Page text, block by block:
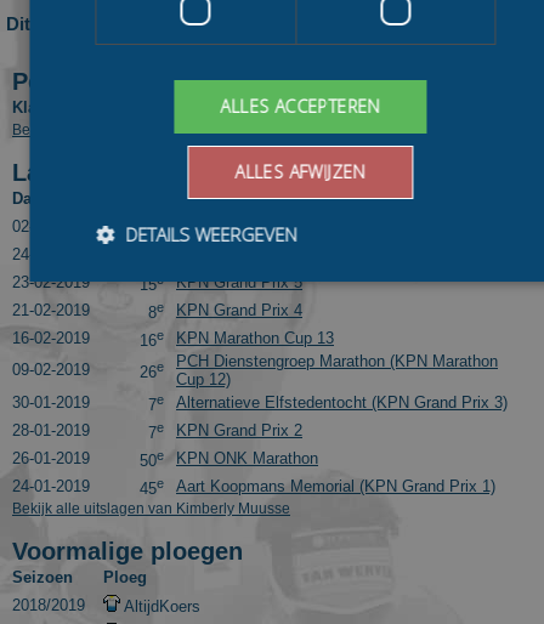
Dit seizoen:
0 zeges, 0 podiumplaatsen en 0 top-10
klasseringen
Positie in tussenklassementen
Klassement Competitie
Bekijk eindresultaten van Kimberly Muusse in voorgaande seizoenen
Laatste 10 uitslagen
Datum
Wedstrijd
02-03-2019
9
KPN Marathon Cup Finale
24-02-2019
23-02-2019
15e
KPN Grand Prix 5
21-02-2019
8e
KPN Grand Prix 4
16-02-2019
16e
KPN Marathon Cup 13
09-02-2019
26e
PCH Dienstengroep Marathon (KPN Marathon
Cup 12)
30-01-2019
7e
Alternatieve Elfstedentocht (KPN Grand Prix 3)
28-01-2019
7e
KPN Grand Prix 2
26-01-2019
50e
KPN ONK Marathon
24-01-2019
45e Aart Koopmans Memorial (KPN Grand Prix 1)
Bekijk alle uitslagen van Kimberly Muusse
Voormalige ploegen
Seizoen
Ploeg
2018/2019
AltijdKoers
ALLES ACCEPTEREN
ALLES AFWIJZEN
DETAILS WEERGEVEN
Bezoekersgegevens Gerichte advertenties
Prestatiecookies worden gebruikt om te zien hoe bezoekers de
website gebruiken, bijv. analytische cookies. Deze cookies
kunnen niet worden gebruikt om een bepaalde bezoeker
direct te identificeren.
Naam
Aanbieder/
Domein
Vervaldatum